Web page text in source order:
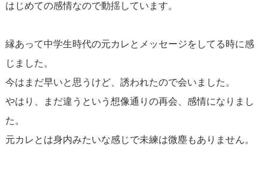
はじめての感情なので動揺しています。
縁あって中学生時代の元カレとメッセージをしてる時に感
じました。
今はまだ早いと思うけど、誘われたので会いました。
やはり、まだ違うという想像通りの再会、感情になりまし
た。
元カレとは身内みたいな感じで未練は微塵もありません。